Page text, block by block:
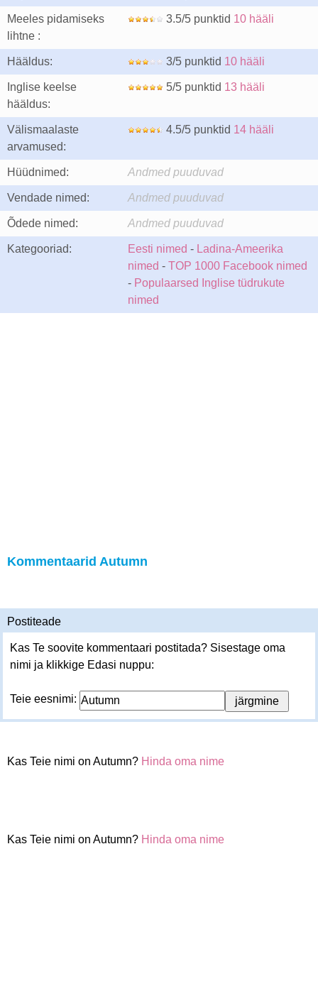
Meeles pidamiseks
lihtne :
3.5/5 punktid 10 hääli
Hääldus: 3/5 punktid 10 hääli
Inglise keelse
hääldus:
5/5 punktid 13 hääli
Välismaalaste
arvamused:
4.5/5 punktid 14 hääli
Hüüdnimed: Andmed puuduvad
Vendade nimed: Andmed puuduvad
Õdede nimed: Andmed puuduvad
Kategooriad: Eesti nimed - Ladina-Ameerika
nimed - TOP 1000 Facebook nimed
- Populaarsed Inglise tüdrukute
nimed
Kommentaarid Autumn
Postiteade
Kas Te soovite kommentaari postitada? Sisestage oma
nimi ja klikkige Edasi nuppu:
Teie eesnimi:
Kas Teie nimi on Autumn? Hinda oma nime
Kas Teie nimi on Autumn? Hinda oma nime